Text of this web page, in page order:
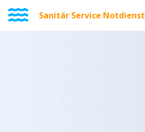
Sanitär Service Notdienst